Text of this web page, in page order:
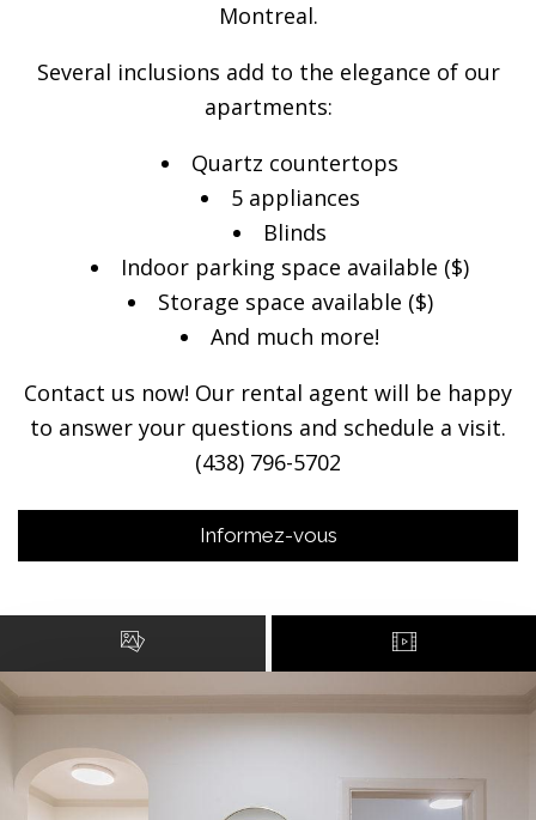
Montreal.
Several inclusions add to the elegance of our
apartments:
Quartz countertops
5 appliances
Blinds
Indoor parking space available ($)
Storage space available ($)
And much more!
Contact us now! Our rental agent will be happy
to answer your questions and schedule a visit.
(438) 796-5702
Informez-vous